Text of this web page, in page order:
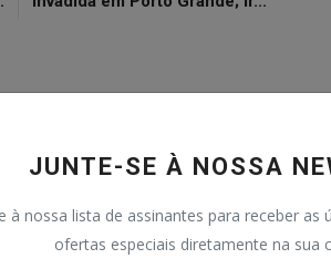
JUNTE-SE À NOSSA
à nossa lista de assinantes para receber
ofertas especiais diretamente na sua
Nervoso Triste